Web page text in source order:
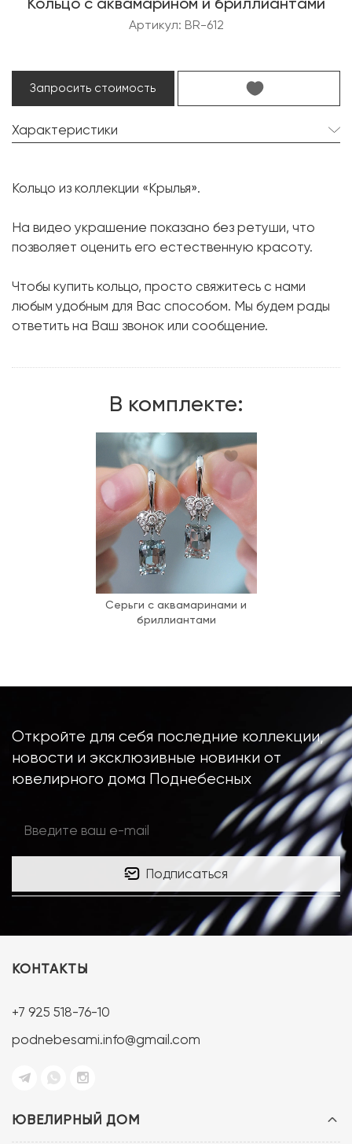
Артикул: BR-612
Запросить стоимость
Характеристики
Форма огранки:
Бриллиант:
14 шт. 0.12 карат.
Форма огранки:
Металл:
Белое золото, 750 проба
Вес грамм:
6.3
Размер:
Кольцо из коллекции «Крылья».
На видео украшение показано без ретуши, что
позволяет оценить его естественную красоту.
Чтобы купить кольцо, просто свяжитесь с нами
любым удобным для Вас способом. Мы будем рады
ответить на Ваш звонок или сообщение.
В комплекте:
Серьги с аквамаринами и
бриллиантами
Откройте для себя последние коллекции,
новости и эксклюзивные новинки от
ювелирного дома Поднебесных
Подписаться
ЮВЕЛИРНЫЙ ДОМ
КОНТАКТЫ
+7 925 518-76-10
podnebesami.info@gmail.com